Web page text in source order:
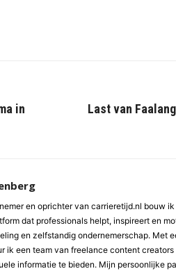
in
Last van
en oprichter van carrieretijd.nl bouw
dat professionals helpt, inspireert en
en zelfstandig ondernemerschap. Met
ik een team van freelance content
informatie te bieden. Mijn persoonlijke